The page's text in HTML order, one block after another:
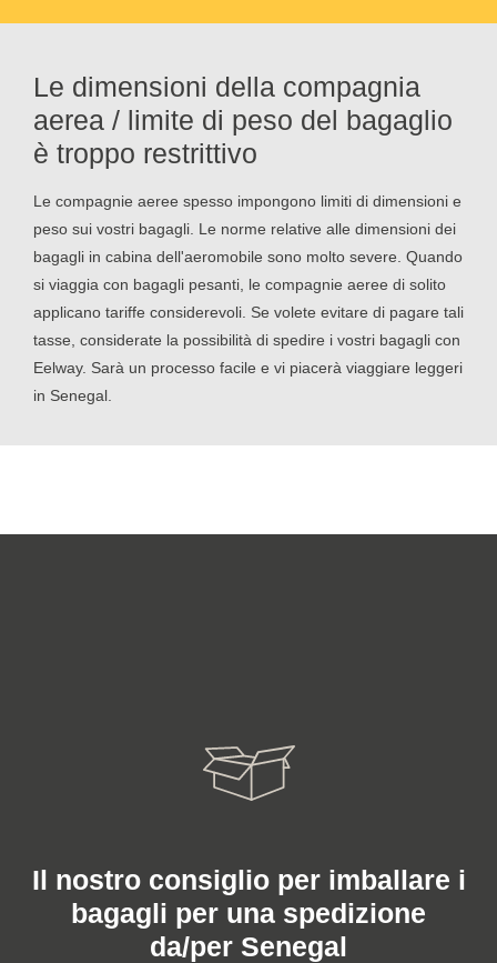
Le dimensioni della compagnia
aerea / limite di peso del bagaglio
è troppo restrittivo
Le compagnie aeree spesso impongono limiti di dimensioni e
peso sui vostri bagagli. Le norme relative alle dimensioni dei
bagagli in cabina dell'aeromobile sono molto severe. Quando
si viaggia con bagagli pesanti, le compagnie aeree di solito
applicano tariffe considerevoli. Se volete evitare di pagare tali
tasse, considerate la possibilità di spedire i vostri bagagli con
Eelway. Sarà un processo facile e vi piacerà viaggiare leggeri
in Senegal.
Il nostro consiglio per imballare i
bagagli per una spedizione
da/per Senegal